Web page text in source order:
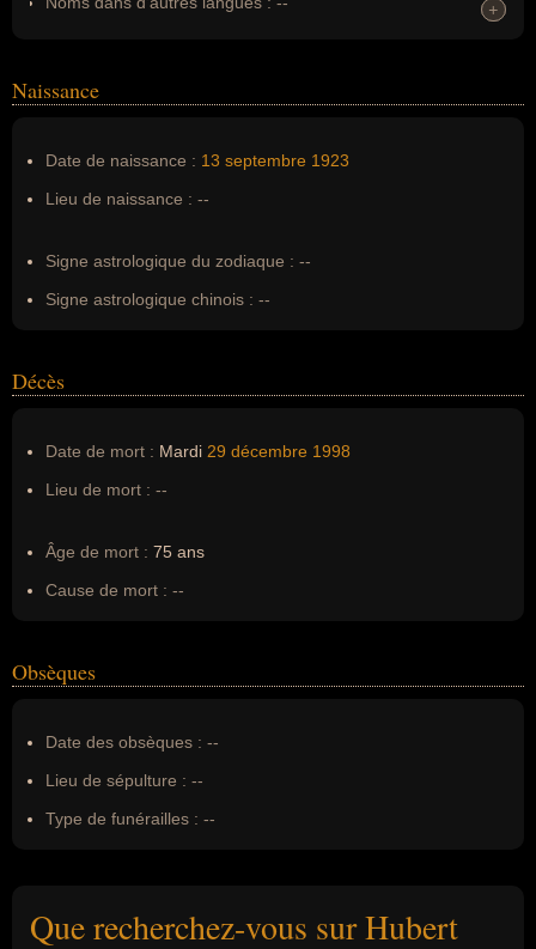
Nom de famille :Deschamps
+
+
Naissance
Date de naissance : 13 septembre 1923
Lieu de naissance : --
Signe astrologique du zodiaque : --
Signe astrologique chinois : --
Décès
Date de mort : Mardi 29 décembre 1998
Lieu de mort : --
Âge de mort : 75 ans
Cause de mort : --
Obsèques
Date des obsèques : --
Lieu de sépulture : --
Type de funérailles : --
Que recherchez-vous sur Hubert